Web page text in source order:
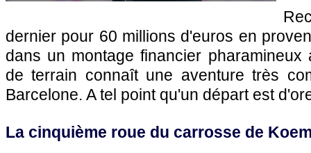
dernier pour 60 millions d'euros en
dans un montage financier pharamineux
de terrain connaît une aventure très
Barcelone. A tel point qu'un départ est
La cinquième roue du carrosse de